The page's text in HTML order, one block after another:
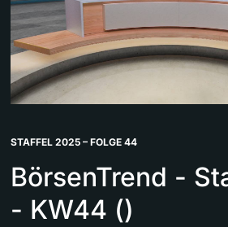
STAFFEL 2025 – FOLGE 44
BörsenTrend -
- KW44 ()